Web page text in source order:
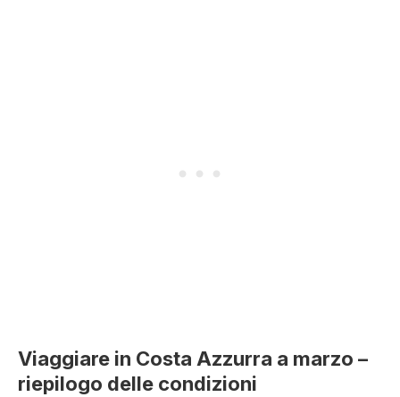
Viaggiare in Costa Azzurra a marzo –
riepilogo delle condizioni